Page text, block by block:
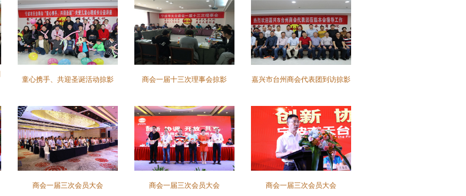
童心携手、共迎圣诞活动掠影 商会一届十三次理事会掠影 嘉兴市台州商会代表团到访掠影
商会一届三次会员大会 商会一届三次会员大会 商会一届三次会员大会